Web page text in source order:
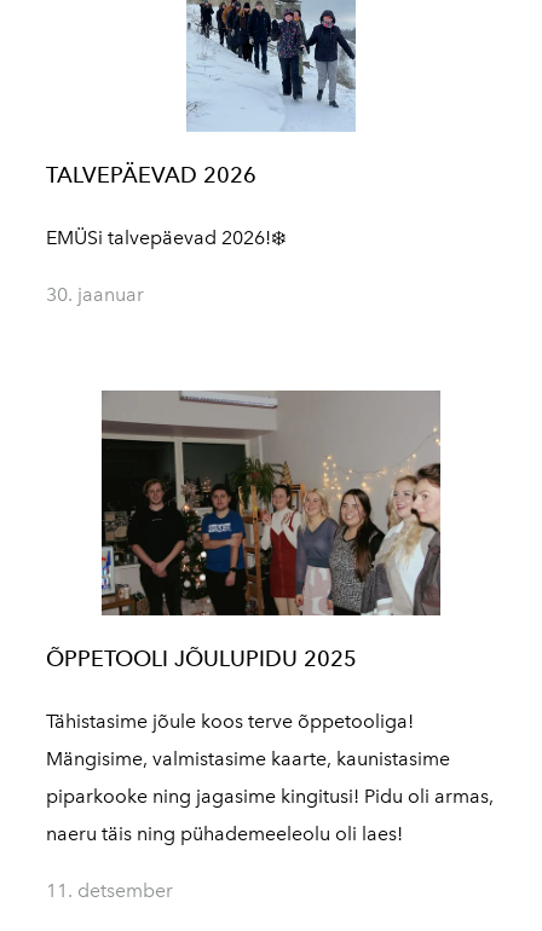
TALVEPÄEVAD 2026
EMÜSi talvepäevad 2026!❄️
30. jaanuar
ÕPPETOOLI JÕULUPIDU 2025
Tähistasime jõule koos terve õppetooliga!
Mängisime, valmistasime kaarte, kaunistasime
piparkooke ning jagasime kingitusi! Pidu oli armas,
naeru täis ning pühademeeleolu oli laes!
11. detsember